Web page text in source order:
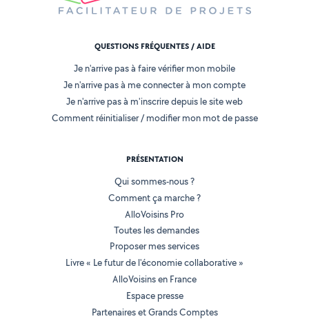
QUESTIONS FRÉQUENTES / AIDE
Je n'arrive pas à faire vérifier mon mobile
Je n'arrive pas à me connecter à mon compte
Je n'arrive pas à m'inscrire depuis le site web
Comment réinitialiser / modifier mon mot de passe
PRÉSENTATION
Qui sommes-nous ?
Comment ça marche ?
AlloVoisins Pro
Toutes les demandes
Proposer mes services
Livre « Le futur de l'économie collaborative »
AlloVoisins en France
Espace presse
Partenaires et Grands Comptes